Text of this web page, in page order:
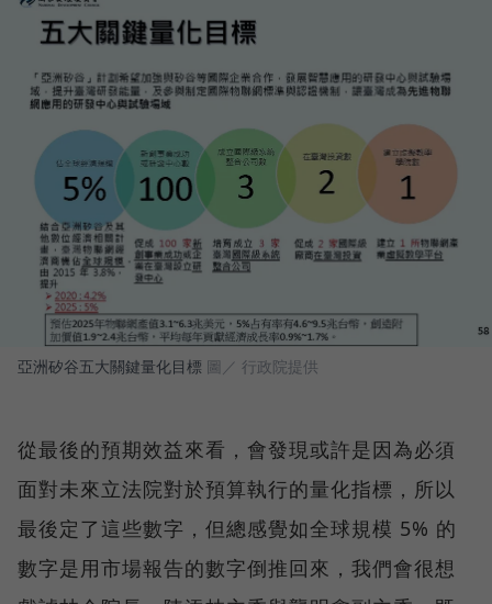
亞洲矽谷五大關鍵量化目標 圖／ 行政院提供
從最後的預期效益來看，會發現或許是因為必須
面對未來立法院對於預算執行的量化指標，所以
最後定了這些數字，但總感覺如全球規模 5% 的
數字是用市場報告的數字倒推回來，我們會很想